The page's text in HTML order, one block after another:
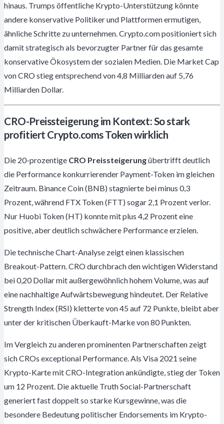
hinaus. Trumps öffentliche Krypto-Unterstützung könnte
andere konservative Politiker und Plattformen ermutigen,
ähnliche Schritte zu unternehmen. Crypto.com positioniert sich
damit strategisch als bevorzugter Partner für das gesamte
konservative Ökosystem der sozialen Medien. Die Market Cap
von CRO stieg entsprechend von 4,8 Milliarden auf 5,76
Milliarden Dollar.
CRO-Preissteigerung im Kontext: So stark
profitiert Crypto.coms Token wirklich
Die 20-prozentige CRO Preissteigerungübertrifft deutlich
die Performance konkurrierender Payment-Token im gleichen
Zeitraum. Binance Coin (BNB) stagnierte bei minus 0,3
Prozent, während FTX Token (FTT) sogar 2,1 Prozent verlor.
Nur Huobi Token (HT) konnte mit plus 4,2 Prozent eine
positive, aber deutlich schwächere Performance erzielen.
Die technische Chart-Analyse zeigt einen klassischen
Breakout-Pattern. CRO durchbrach den wichtigen Widerstand
bei 0,20 Dollar mit außergewöhnlich hohem Volume, was auf
eine nachhaltige Aufwärtsbewegung hindeutet. Der Relative
Strength Index (RSI) kletterte von 45 auf 72 Punkte, bleibt aber
unter der kritischen Überkauft-Marke von 80 Punkten.
Im Vergleich zu anderen prominenten Partnerschaften zeigt
sich CROs exceptional Performance. Als Visa 2021 seine
Krypto-Karte mit CRO-Integration ankündigte, stieg der Token
um 12 Prozent. Die aktuelle Truth Social-Partnerschaft
generiert fast doppelt so starke Kursgewinne, was die
besondere Bedeutung politischer Endorsements im Krypto-